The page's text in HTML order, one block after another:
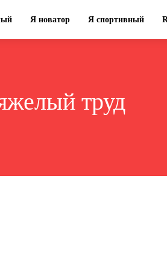
Я новатор Я спортивный
труд